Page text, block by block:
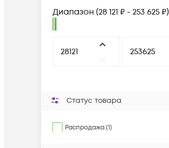
Диапазон (28 121 ₽ - 253 625 ₽)
Статус товара
Распродажа (1)